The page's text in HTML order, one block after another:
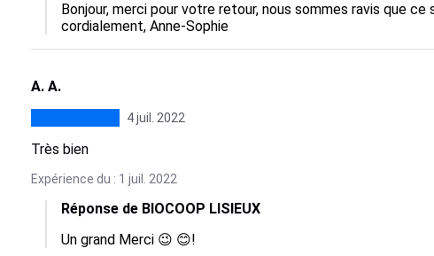
Bonjour, merci pour votre retour, nous sommes ravis que
cordialement, Anne-Sophie
A. A.
4 juil. 2022
Très bien
Expérience du : 1 juil. 2022
Réponse de BIOCOOP LISIEUX
Un grand Merci 😉 😊!